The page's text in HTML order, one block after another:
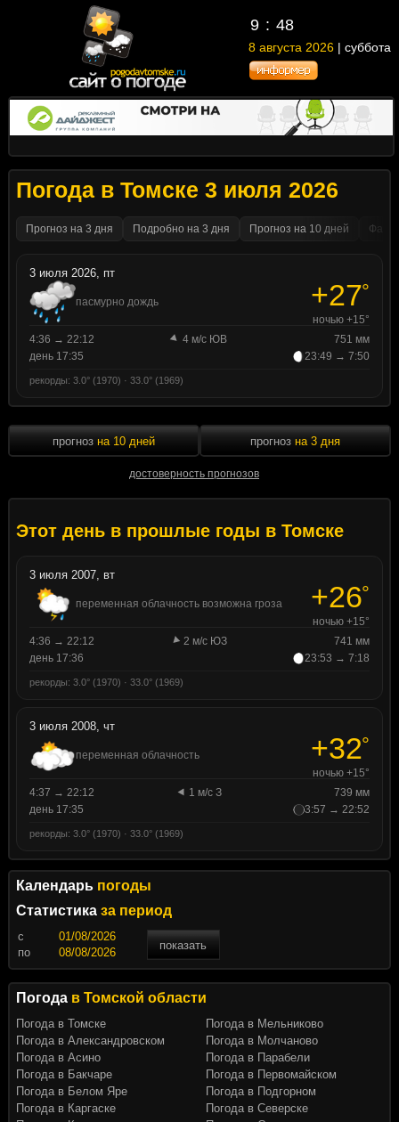
9 48
8 августа 2026 | суббота
Погода в Томске 3 июля 2026
Прогноз на 3 дня Подробно на 3 дня Прогноз на 10 дней
3 июля 2026, пт
пасмурно дождь +27°
ночью +15°
4:36 → 22:12
4 м/с ЮВ
751 мм
день 17:35
23:49 → 7:50
рекорды: 3.0° (1970) · 33.0° (1969)
прогноз на 10 дней
достоверность прогнозов
прогноз на 3 дня
Этот день в прошлые годы в Томске
3 июля 2007, вт
переменная облачность возможна гроза +26°
ночью +15°
4:36 → 22:12
2 м/с ЮЗ
741 мм
день 17:36
23:53 → 7:18
рекорды: 3.0° (1970) · 33.0° (1969)
3 июля 2008, чт
переменная облачность +32°
ночью +15°
4:37 → 22:12
1 м/с З
739 мм
день 17:35
3:57 → 22:52
рекорды: 3.0° (1970) · 33.0° (1969)
Календарь погоды
Статистика за период
c
показать
по
Погода в Томской области
Погода в Томске
Погода в Александровском
Погода в Асино
Погода в Бакчаре
Погода в Белом Яре
Погода в Каргаске
Погода в Мельниково
Погода в Молчаново
Погода в Парабели
Погода в Первомайском
Погода в Подгорном
Погода в Северске